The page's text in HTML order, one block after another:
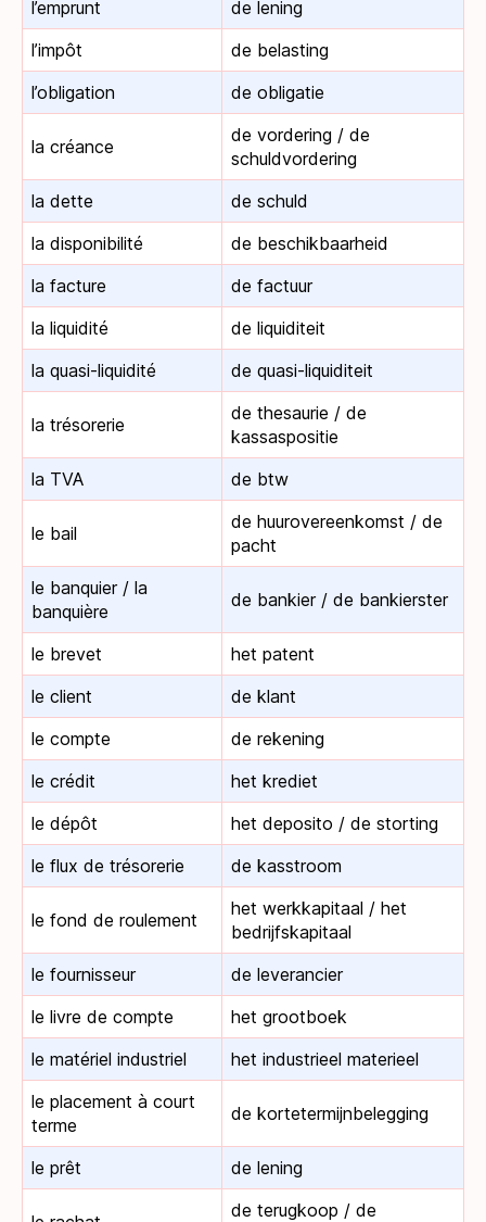
l’emprunt
de lening
l’impôt
de belasting
l’obligation
de obligatie
la créance
de vordering / de
schuldvordering
la dette
de schuld
la disponibilité
de beschikbaarheid
la facture
de factuur
la liquidité
de liquiditeit
la quasi-liquidité
de quasi-liquiditeit
la trésorerie
de thesaurie / de
kassaspositie
la TVA
de btw
le bail
de huurovereenkomst / de
pacht
le banquier / la
banquière
de bankier / de bankierster
le brevet
het patent
le client
de klant
le compte
de rekening
le crédit
het krediet
le dépôt
het deposito / de storting
le flux de trésorerie
de kasstroom
le fond de roulement
het werkkapitaal / het
bedrijfskapitaal
le fournisseur
de leverancier
le livre de compte
het grootboek
le matériel industriel
het industrieel materieel
le placement à court
terme
de kortetermijnbelegging
le prêt de lening
de terugkoop / de